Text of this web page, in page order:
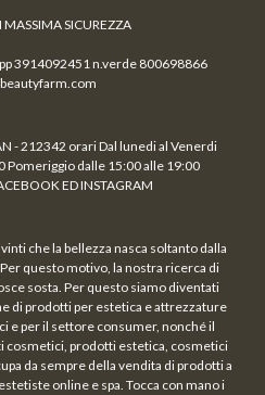
SICUREZZA
3914092451 n.verde 800698866
- 212342 orari Dal lunedi al Venerdi
Pomeriggio dalle 15:00 alle 19:00
ED INSTAGRAM
che la bellezza nasca soltanto dalla
questo motivo, la nostra ricerca di
sosta. Per questo siamo diventati
di prodotti per estetica e attrezzature
e per il settore consumer, nonché il
prodotti estetica, cosmetici
da sempre della vendita di prodotti a
online e spa. Tocca con mano i